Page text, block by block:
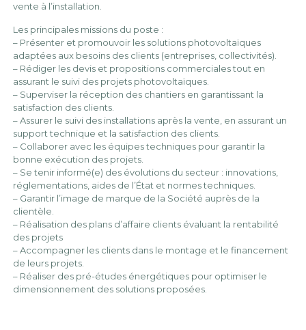
vente à l’installation.
Les principales missions du poste :
– Présenter et promouvoir les solutions photovoltaïques
adaptées aux besoins des clients (entreprises, collectivités).
– Rédiger les devis et propositions commerciales tout en
assurant le suivi des projets photovoltaïques.
– Superviser la réception des chantiers en garantissant la
satisfaction des clients.
– Assurer le suivi des installations après la vente, en assurant un
support technique et la satisfaction des clients.
– Collaborer avec les équipes techniques pour garantir la
bonne exécution des projets.
– Se tenir informé(e) des évolutions du secteur : innovations,
réglementations, aides de l’État et normes techniques.
– Garantir l’image de marque de la Société auprès de la
clientèle.
– Réalisation des plans d’affaire clients évaluant la rentabilité
des projets
– Accompagner les clients dans le montage et le financement
de leurs projets.
– Réaliser des pré-études énergétiques pour optimiser le
dimensionnement des solutions proposées.